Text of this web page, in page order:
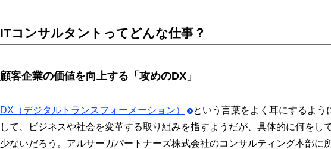
ITコンサルタントってどんな仕事？
顧客企業の価値を向上する「攻めのDX」
DX（デジタルトランスフォーメーション）
という言葉をよく耳にするよ
して、ビジネスや社会を変革する取り組みを指すようだが、具体的に何をし
少ないだろう。アルサーガパートナーズ株式会社のコンサルティング本部に